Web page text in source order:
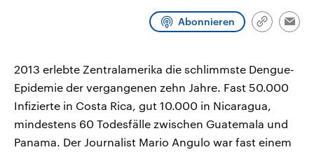
und Kandidaten der anstehenden Abonnieren
Link
2013 erlebte Zentralamerika die schlimmste Dengue-
Epidemie der vergangenen zehn Jahre. Fast 50.000
Infizierte in Costa Rica, gut 10.000 in Nicaragua,
mindestens 60 Todesfälle zwischen Guatemala und
Panama. Der Journalist Mario Angulo war fast einem